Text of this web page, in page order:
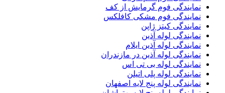
نمایندگی فوم گرمایش از کف
نمایندگی فوم مشکی کافلکس
نمایندگی کیتز ژاپن
نمایندگی لوله آذین
نمایندگی لوله آذین ایلام
نمایندگی لوله آذین در مازندران
نمایندگی لوله بی تی اس
نمایندگی لوله پلی اتیلن
نمایندگی لوله پنج لایه اصفهان